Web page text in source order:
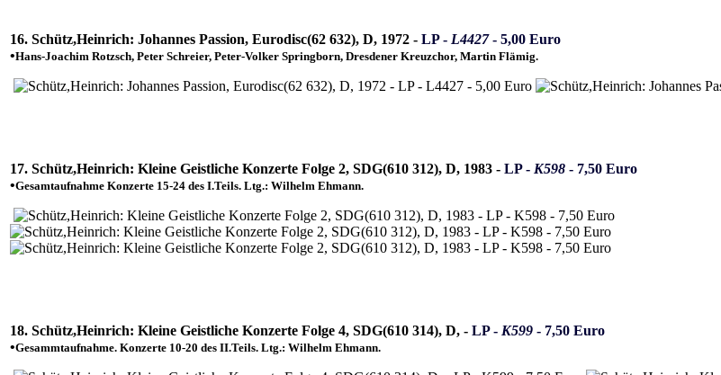
16. Schütz,Heinrich: Johannes Passion, Eurodisc(62 632), D, 1972 - LP - L4427- 5,00 Euro
•Hans-Joachim Rotzsch, Peter Schreier, Peter-Volker Springborn, Dresdener Kreuzchor, Martin Flämig.
17. Schütz,Heinrich: Kleine Geistliche Konzerte Folge 2, SDG(610 312), D, 1983 - LP - K598 - 7,50 Euro
•Gesamtaufnahme Konzerte 15-24 des I.Teils. Ltg.: Wilhelm Ehmann.
18. Schütz,Heinrich: Kleine Geistliche Konzerte Folge 4, SDG(610 314), D, - LP - K599 - 7,50 Euro
•Gesammtaufnahme. Konzerte 10-20 des II.Teils. Ltg.: Wilhelm Ehmann.